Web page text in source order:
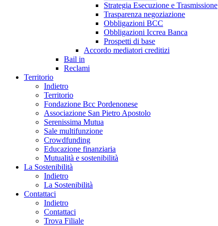
Strategia Esecuzione e Trasmissione
Trasparenza negoziazione
Obbligazioni BCC
Obbligazioni Iccrea Banca
Prospetti di base
Accordo mediatori creditizi
Bail in
Reclami
Territorio
Indietro
Territorio
Fondazione Bcc Pordenonese
Associazione San Pietro Apostolo
Serenissima Mutua
Sale multifunzione
Crowdfunding
Educazione finanziaria
Mutualità e sostenibilità
La Sostenibilità
Indietro
La Sostenibilità
Contattaci
Indietro
Contattaci
Trova Filiale